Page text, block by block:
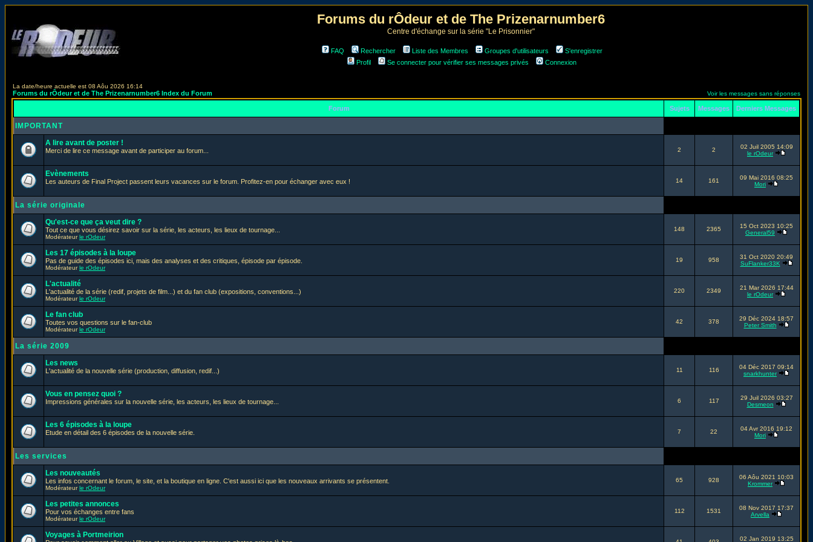
Forums du rÔdeur et de The Prizenarnumber6
Centre d'échange sur la série "Le Prisonnier"
FAQ Rechercher Liste des Membres Groupes d'utilisateurs
S'enregistrer
Profil
Se connecter pour vérifier ses messages privés Connexion
La date/heure actuelle est 08 Aôu 2026 16:14
Forums du rÔdeur et de The Prizenarnumber6 Index du Forum Voir les messages sans réponses
Forum Sujets Messages Derniers Messages
IMPORTANT
A lire avant de poster !
Merci de lire ce message avant de participer au forum... 2 2
02 Juil 2005 14:09
le rOdeur
Evènements
Les auteurs de Final Project passent leurs vacances sur le forum. Profitez-en pour échanger avec eux ! 14 161
09 Mai 2016 08:25
Mori
La série originale
Qu'est-ce que ça veut dire ?
Tout ce que vous désirez savoir sur la série, les acteurs, les lieux de tournage...
Modérateurle rOdeur
148 2365
15 Oct 2023 10:25
General59
Les 17 épisodes à la loupe
Pas de guide des épisodes ici, mais des analyses et des critiques, épisode par épisode.
Modérateurle rOdeur
19 958
31 Oct 2020 20:49
SuFlanker33K
L'actualité
L'actualité de la série (redif, projets de film...) et du fan club (expositions, conventions...)
Modérateurle rOdeur
220 2349
21 Mar 2026 17:44
le rOdeur
Le fan club
Toutes vos questions sur le fan-club
Modérateurle rOdeur
42 378
29 Déc 2024 18:57
Peter Smith
La série 2009
Les news
L'actualité de la nouvelle série (production, diffusion, redif...) 11 116
04 Déc 2017 09:14
snarkhunter
Vous en pensez quoi ?
Impressions générales sur la nouvelle série, les acteurs, les lieux de tournage... 6 117
29 Juil 2026 03:27
Desmeon
Les 6 épisodes à la loupe
Etude en détail des 6 épisodes de la nouvelle série. 7 22
04 Avr 2016 19:12
Mori
Les services
Les nouveautés
Les infos concernant le forum, le site, et la boutique en ligne. C'est aussi ici que les nouveaux arrivants se présentent.
Modérateurle rOdeur
65 928
06 Aôu 2021 10:03
Krommer
Les petites annonces
Pour vos échanges entre fans
Modérateurle rOdeur
112 1531
08 Nov 2017 17:37
Arvella
Voyages à Portmeirion 02 Jan 2019 13:25